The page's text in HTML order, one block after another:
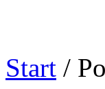
Start /